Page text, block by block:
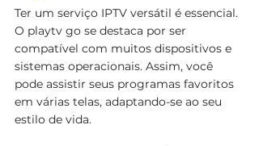
Ter um serviço IPTV versátil é essencial.
O playtv go se destaca por ser
compatível com muitos dispositivos e
sistemas operacionais. Assim, você
pode assistir seus programas favoritos
em várias telas, adaptando-se ao seu
estilo de vida.